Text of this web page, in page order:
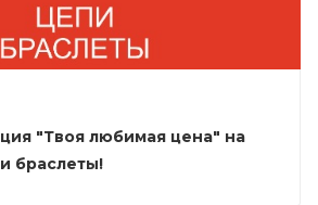
"Твоя любимая цена" на
браслеты!